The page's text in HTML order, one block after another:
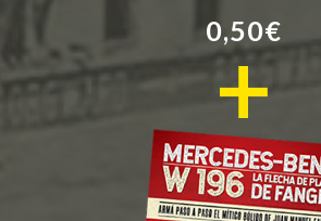
0,50€